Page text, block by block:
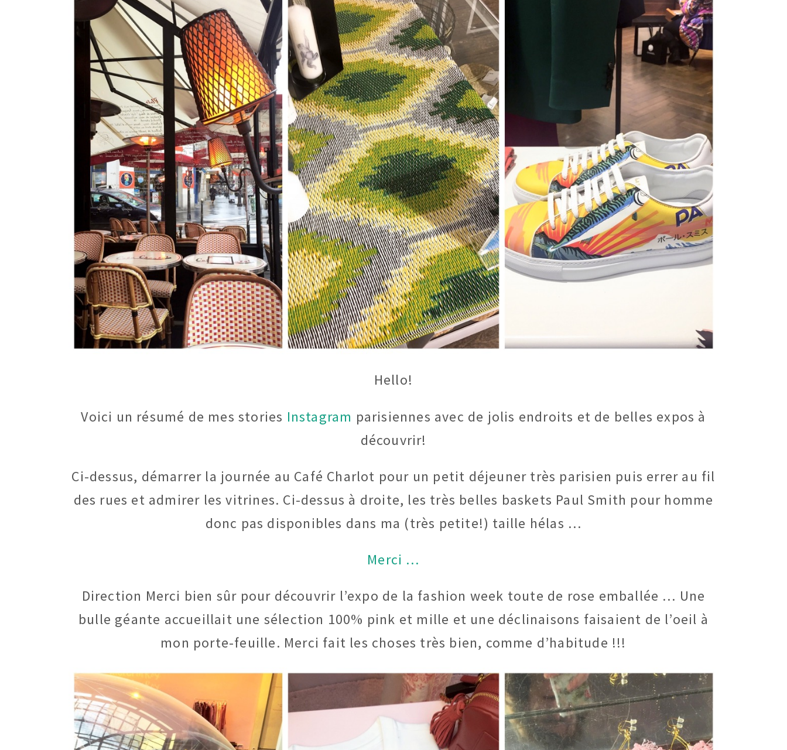
Hello!
Voici un résumé de mes stories Instagram parisiennes avec de jolis endroits et de belles expos à
découvrir!
Ci-dessus, démarrer la journée au Café Charlot pour un petit déjeuner très parisien puis errer au fil
des rues et admirer les vitrines. Ci-dessus à droite, les très belles baskets Paul Smith pour homme
donc pas disponibles dans ma (très petite!) taille hélas …
Merci …
Direction Merci bien sûr pour découvrir l’expo de la fashion week toute de rose emballée … Une
bulle géante accueillait une sélection 100% pink et mille et une déclinaisons faisaient de l’oeil à
mon porte-feuille. Merci fait les choses très bien, comme d’habitude !!!